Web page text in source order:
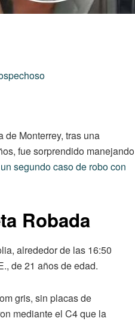
de Monterrey, tras una
fue sorprendido manejando
segundo caso de robo con
Robada
alrededor de las 16:50
de 21 años de edad.
gris, sin placas de
mediante el C4 que la